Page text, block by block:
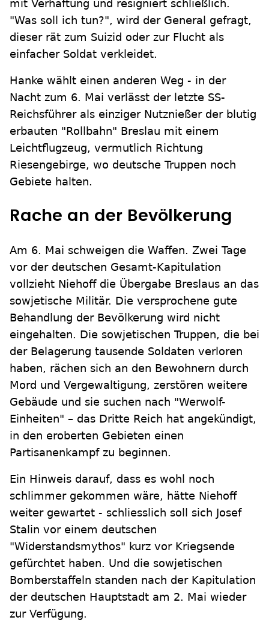
mit Verhaftung und resigniert schließlich.
"Was soll ich tun?", wird der General gefragt,
dieser rät zum Suizid oder zur Flucht als
einfacher Soldat verkleidet.
Hanke wählt einen anderen Weg - in der
Nacht zum 6. Mai verlässt der letzte SS-
Reichsführer als einziger Nutznießer der blutig
erbauten "Rollbahn" Breslau mit einem
Leichtflugzeug, vermutlich Richtung
Riesengebirge, wo deutsche Truppen noch
Gebiete halten.
Rache an der Bevölkerung
Am 6. Mai schweigen die Waffen. Zwei Tage
vor der deutschen Gesamt-Kapitulation
vollzieht Niehoff die Übergabe Breslaus an das
sowjetische Militär. Die versprochene gute
Behandlung der Bevölkerung wird nicht
eingehalten. Die sowjetischen Truppen, die bei
der Belagerung tausende Soldaten verloren
haben, rächen sich an den Bewohnern durch
Mord und Vergewaltigung, zerstören weitere
Gebäude und sie suchen nach "Werwolf-
Einheiten" – das Dritte Reich hat angekündigt,
in den eroberten Gebieten einen
Partisanenkampf zu beginnen.
Ein Hinweis darauf, dass es wohl noch
schlimmer gekommen wäre, hätte Niehoff
weiter gewartet - schliesslich soll sich Josef
Stalin vor einem deutschen
"Widerstandsmythos" kurz vor Kriegsende
gefürchtet haben. Und die sowjetischen
Bomberstaffeln standen nach der Kapitulation
der deutschen Hauptstadt am 2. Mai wieder
zur Verfügung.